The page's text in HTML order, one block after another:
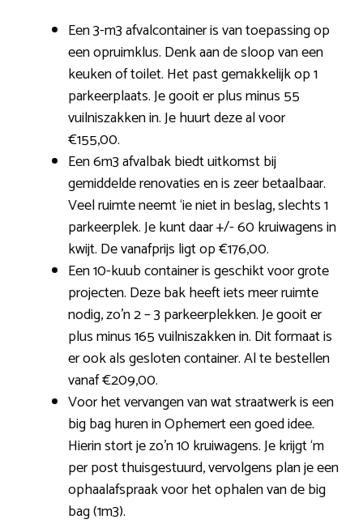
Een 3-m3 afvalcontainer is van toepassing op
een opruimklus. Denk aan de sloop van een
keuken of toilet. Het past gemakkelijk op 1
parkeerplaats. Je gooit er plus minus 55
vuilniszakken in. Je huurt deze al voor
€155,00.
Een 6m3 afvalbak biedt uitkomst bij
gemiddelde renovaties en is zeer betaalbaar.
Veel ruimte neemt ‘ie niet in beslag, slechts 1
parkeerplek. Je kunt daar +/- 60 kruiwagens in
kwijt. De vanafprijs ligt op €176,00.
Een 10-kuub container is geschikt voor grote
projecten. Deze bak heeft iets meer ruimte
nodig, zo’n 2 – 3 parkeerplekken. Je gooit er
plus minus 165 vuilniszakken in. Dit formaat is
er ook als gesloten container. Al te bestellen
vanaf €209,00.
Voor het vervangen van wat straatwerk is een
big bag huren in Ophemert een goed idee.
Hierin stort je zo’n 10 kruiwagens. Je krijgt ‘m
per post thuisgestuurd, vervolgens plan je een
ophaalafspraak voor het ophalen van de big
bag (1m3).